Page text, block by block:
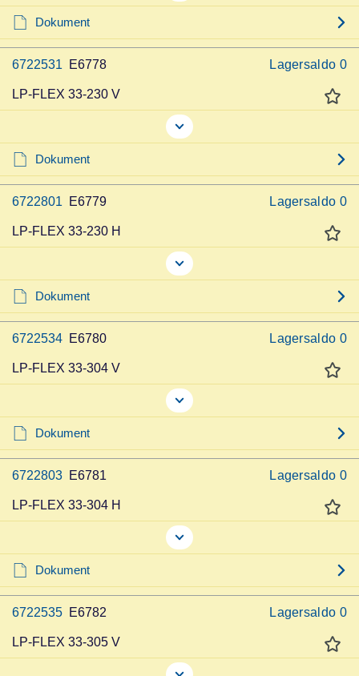
Dokument
6722531 E6778 Lagersaldo 0
LP-FLEX 33-230 V
Dokument
6722801 E6779 Lagersaldo 0
LP-FLEX 33-230 H
Dokument
6722534 E6780 Lagersaldo 0
LP-FLEX 33-304 V
Dokument
6722803 E6781 Lagersaldo 0
LP-FLEX 33-304 H
Dokument
6722535 E6782 Lagersaldo 0
LP-FLEX 33-305 V